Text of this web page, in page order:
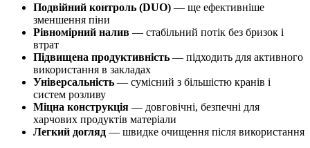
Подвійний контроль (DUO) — ще ефективніше
зменшення піни
Рівномірний налив — стабільний потік без бризок і
втрат
Підвищена продуктивність — підходить для активного
використання в закладах
Універсальність — сумісний з більшістю кранів і
систем розливу
Міцна конструкція — довговічні, безпечні для
харчових продуктів матеріали
Легкий догляд — швидке очищення після використання